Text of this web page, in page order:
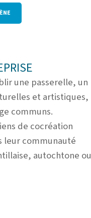
une passerelle, un
et artistiques,
communs.
de cocréation
leur communauté
autochtone